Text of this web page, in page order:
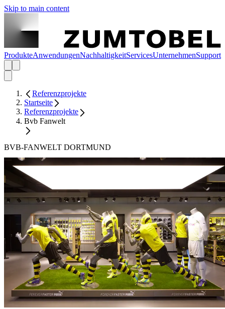
Skip to main content
ProdukteAnwendungenNachhaltigkeitServicesUnternehmenSupport
Referenzprojekte
Startseite
Referenzprojekte
Bvb Fanwelt
BVB-FANWELT DORTMUND